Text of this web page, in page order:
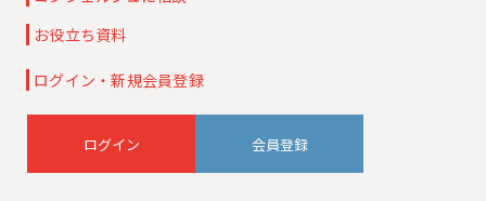
お役立ち資料
ログイン・新規会員登録
会員登録